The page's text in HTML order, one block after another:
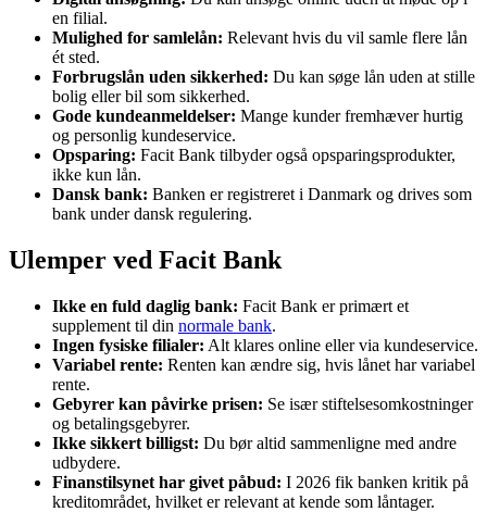
en filial.
Mulighed for samlelån: Relevant hvis du vil samle flere lån
ét sted.
Forbrugslån uden sikkerhed: Du kan søge lån uden at stille
bolig eller bil som sikkerhed.
Gode kundeanmeldelser: Mange kunder fremhæver hurtig
og personlig kundeservice.
Opsparing: Facit Bank tilbyder også opsparingsprodukter,
ikke kun lån.
Dansk bank: Banken er registreret i Danmark og drives som
bank under dansk regulering.
Ulemper ved Facit Bank
Ikke en fuld daglig bank: Facit Bank er primært et
supplement til din normale bank.
Ingen fysiske filialer: Alt klares online eller via kundeservice.
Variabel rente: Renten kan ændre sig, hvis lånet har variabel
rente.
Gebyrer kan påvirke prisen: Se især stiftelsesomkostninger
og betalingsgebyrer.
Ikke sikkert billigst: Du bør altid sammenligne med andre
udbydere.
Finanstilsynet har givet påbud: I 2026 fik banken kritik på
kreditområdet, hvilket er relevant at kende som låntager.